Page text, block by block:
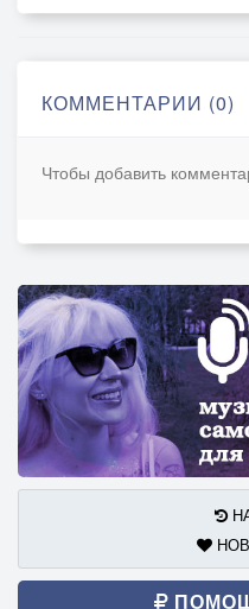
КОММЕНТАРИИ (0)
Чтобы добавить